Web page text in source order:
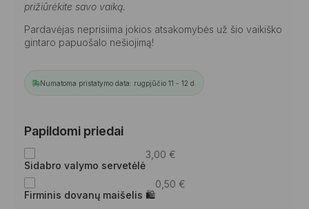
prižiūrėkite savo vaiką.
Pardavėjas neprisiima jokios atsakomybės už šio vaikiško
gintaro papuošalo nešiojimą!
Numatoma pristatymo data: rugpjūčio 11 - 12 d.
Papildomi priedai
Sidabro valymo servetėlė
3,00 €
Firminis dovanų maišelis 🛍
0,50 €